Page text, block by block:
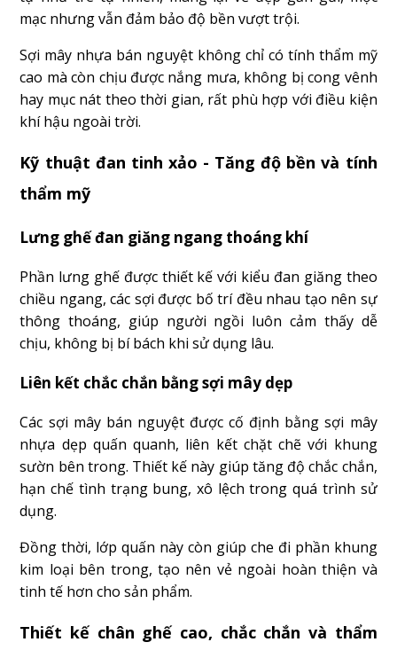
mạc nhưng vẫn đảm bảo độ bền vượt trội.
Sợi mây nhựa bán nguyệt không chỉ có tính thẩm mỹ
cao mà còn chịu được nắng mưa, không bị cong vênh
hay mục nát theo thời gian, rất phù hợp với điều kiện
khí hậu ngoài trời.
Kỹ thuật đan tinh xảo - Tăng độ bền và tính
thẩm mỹ
Lưng ghế đan giăng ngang thoáng khí
Phần lưng ghế được thiết kế với kiểu đan giăng theo
chiều ngang, các sợi được bố trí đều nhau tạo nên sự
thông thoáng, giúp người ngồi luôn cảm thấy dễ
chịu, không bị bí bách khi sử dụng lâu.
Liên kết chắc chắn bằng sợi mây dẹp
Các sợi mây bán nguyệt được cố định bằng sợi mây
nhựa dẹp quấn quanh, liên kết chặt chẽ với khung
sườn bên trong. Thiết kế này giúp tăng độ chắc chắn,
hạn chế tình trạng bung, xô lệch trong quá trình sử
dụng.
Đồng thời, lớp quấn này còn giúp che đi phần khung
kim loại bên trong, tạo nên vẻ ngoài hoàn thiện và
tinh tế hơn cho sản phẩm.
Thiết kế chân ghế cao, chắc chắn và thẩm